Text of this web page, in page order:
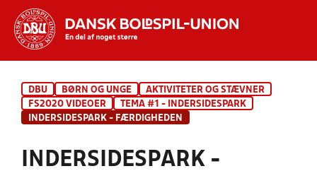
INDHOLD OG NYHEDER
DBU BØRN OG UNGE
AKTIVITETER OG STÆVNER
FS2020 VIDEOER
TEMA #1 - INDERSIDESPARK
INDERSIDESPARK - FÆRDIGHEDEN
INDERSIDESPARK -